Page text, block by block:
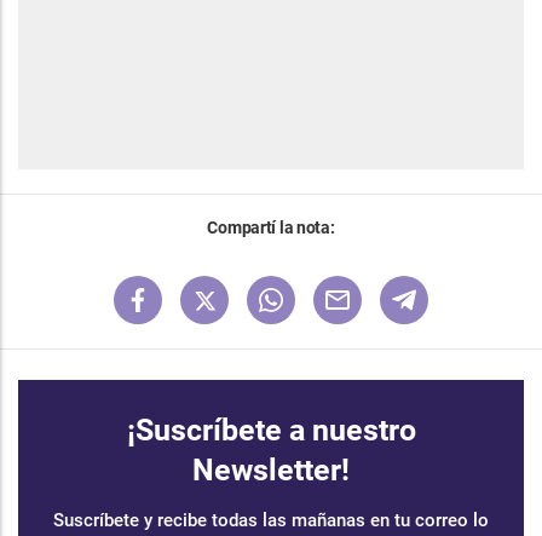
Compartí la nota:
¡Suscríbete a nuestro
Newsletter!
Suscríbete y recibe todas las mañanas en tu correo lo